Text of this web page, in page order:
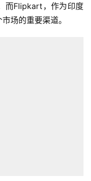
而Flipkart，作为印度
场的重要渠道。